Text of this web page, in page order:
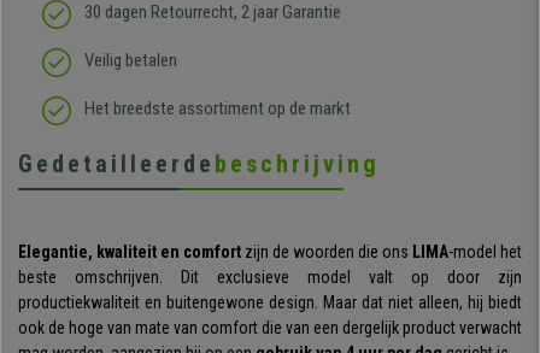
30 dagen Retourrecht, 2 jaar Garantie
Veilig betalen
Het breedste assortiment op de markt
Gedetailleerde beschrijving
Elegantie, kwaliteit en comfort zijn de woorden die ons LIMA-model het
beste omschrijven. Dit exclusieve model valt op door zijn
productiekwaliteit en buitengewone design. Maar dat niet alleen, hij biedt
ook de hoge van mate van comfort die van een dergelijk product verwacht